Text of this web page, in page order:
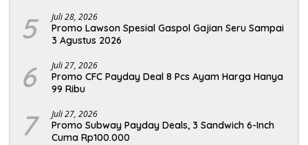
5 Juli 28, 2026
Promo Lawson Spesial Gaspol Gajian Seru Sampai
3 Agustus 2026
6 Juli 27, 2026
Promo CFC Payday Deal 8 Pcs Ayam Harga Hanya
99 Ribu
7 Juli 27, 2026
Promo Subway Payday Deals, 3 Sandwich 6-Inch
Cuma Rp100.000